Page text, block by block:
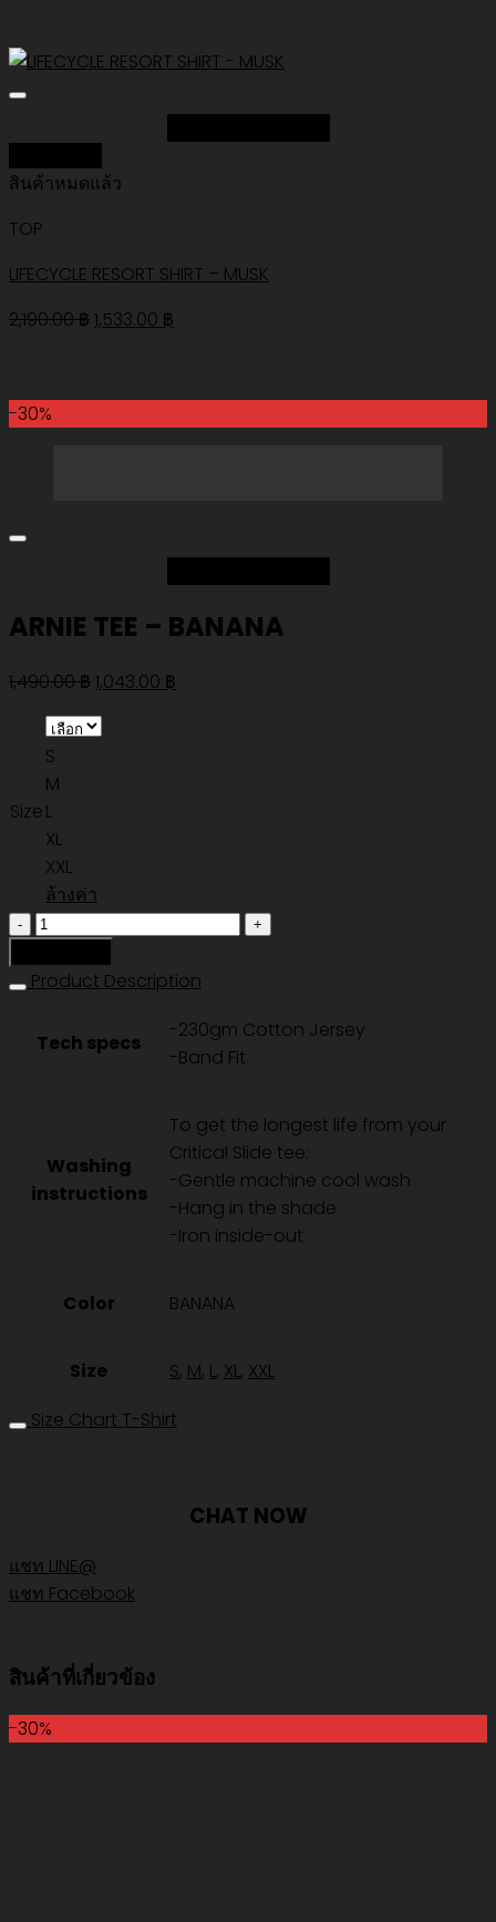
สินค้าหมดแล้ว
TOP
LIFECYCLE RESORT SHIRT – MUSK
2,190.00฿Original
2,190.00 ฿.
1,533.00 ฿
1,533.00 ฿.
-30%
ARNIE TEE – BANANA
1,490.00฿Original
was:
1,043.00 ฿
Size
S
M
L
XL
XXL
ล้างค่า
จำนวน
TEE
BANANA
Product Description
Tech specs
-230gm Cotton Jersey
-Band Fit
Washing
instructions
To get the longest life from your
Critical Slide tee:
-Gentle machine cool wash
-Hang in the shade
-Iron inside-out
Color BANANA
Size S, M, L, XL, XXL
Size Chart T-Shirt
CHAT NOW
แชท LINE@
แชท Facebook
สินค้าที่เกี่ยวข้อง
-30%